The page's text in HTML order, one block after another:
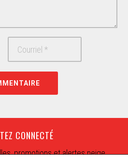
CONNECTÉ
promotions et alertes neige